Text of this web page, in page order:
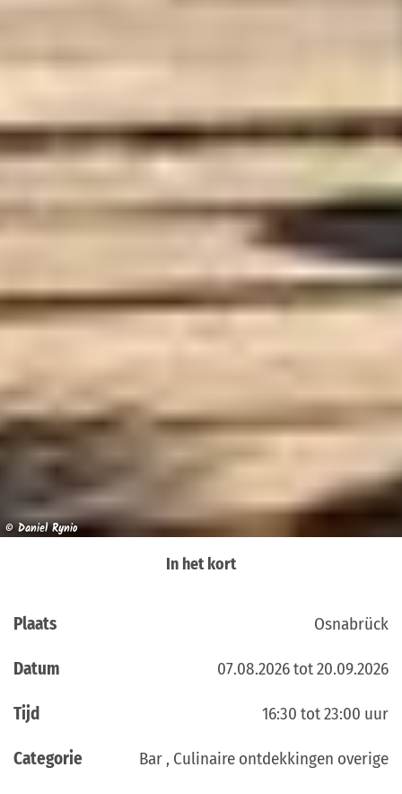
© Daniel Rynio
In het kort
Plaats Osnabrück
Datum 07.08.2026 tot 20.09.2026
Tijd 16:30 tot 23:00 uur
Categorie Bar , Culinaire ontdekkingen overige